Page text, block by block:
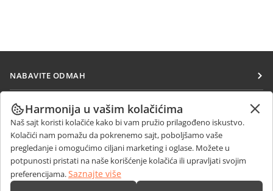
NABAVITE ODMAH
Docs
DocSpace
Workspace
Konektori
Desktop aplikacije
SARAĐUJTE
Za doprinosioce
Za prevodioce
Za influensere
Slobodna radna mesta
PRIMAJTE VESTI
Blog
DOBIJTE POMOĆ
Forum
Harmonija u vašim kolačićima
Naš sajt koristi kolačiće kako bi vam pružio prilagođeno iskustvo.
Kolačići nam pomažu da pokrenemo sajt, poboljšamo vaše
pregledanje i omogućimo ciljani marketing i oglase. Možete u
potpunosti pristati na naše korišćenje kolačića ili upravljati svojim
preferencijama.Saznajte više